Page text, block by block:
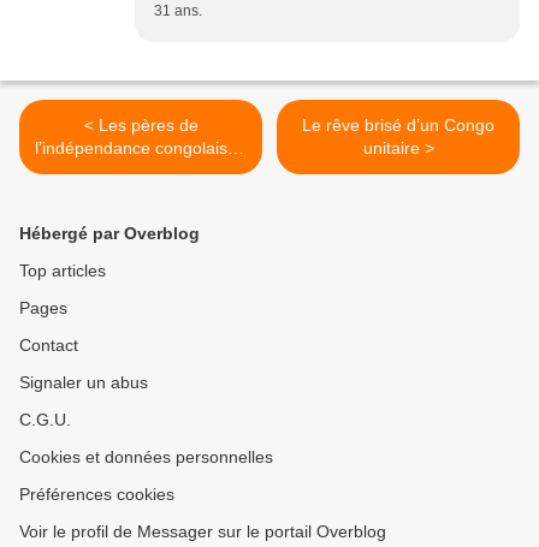
31 ans.
< Les pères de
l’indépendance congolaise :
entre unité rêvée et
Le rêve brisé d’un Congo
unitaire >
Hébergé par Overblog
Top articles
Pages
Contact
Signaler un abus
C.G.U.
Cookies et données personnelles
Préférences cookies
Voir le profil de Messager sur le portail Overblog